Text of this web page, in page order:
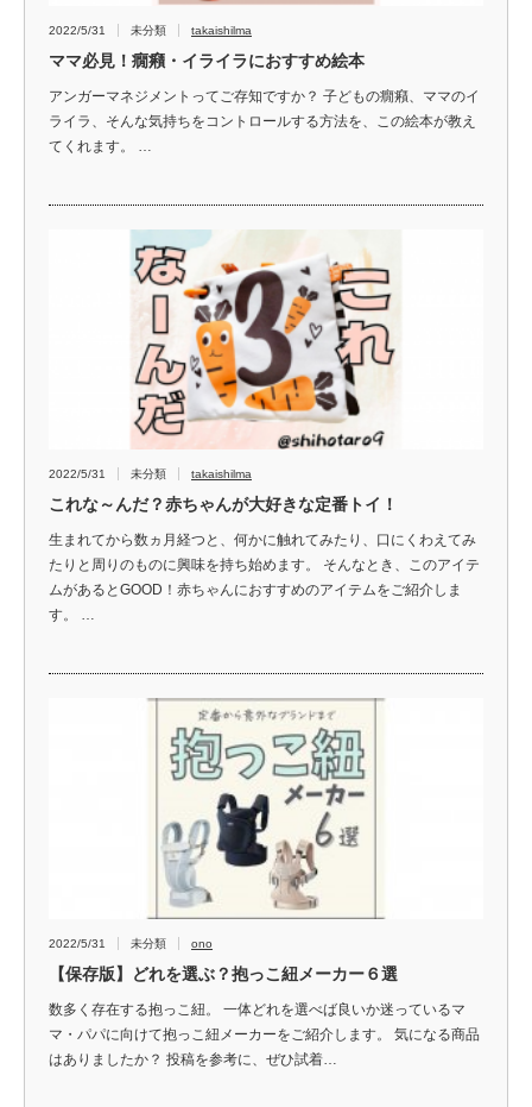
2022/5/31 未分類 takaishilma
ママ必見！癇癪・イライラにおすすめ絵本
アンガーマネジメントってご存知ですか？ 子どもの癇癪、ママのイ
ライラ、そんな気持ちをコントロールする方法を、この絵本が教え
てくれます。 …
2022/5/31 未分類 takaishilma
これな～んだ？赤ちゃんが大好きな定番トイ！
生まれてから数ヵ月経つと、何かに触れてみたり、口にくわえてみ
たりと周りのものに興味を持ち始めます。 そんなとき、このアイテ
ムがあるとGOOD！赤ちゃんにおすすめのアイテムをご紹介しま
す。 …
2022/5/31 未分類 ono
【保存版】どれを選ぶ？抱っこ紐メーカー６選
数多く存在する抱っこ紐。 一体どれを選べば良いか迷っているマ
マ・パパに向けて抱っこ紐メーカーをご紹介します。 気になる商品
はありましたか？ 投稿を参考に、ぜひ試着…